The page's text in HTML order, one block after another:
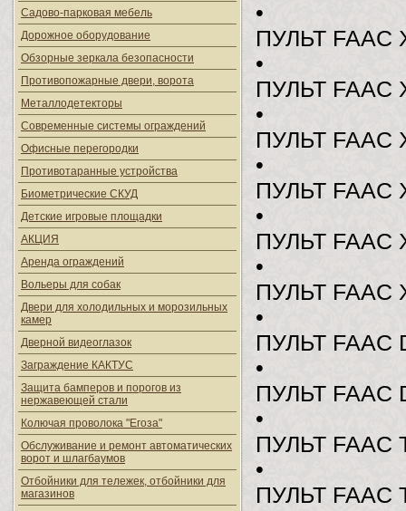
Садово-парковая мебель
Дорожное оборудование
Обзорные зеркала безопасности
Противопожарные двери, ворота
Металлодетекторы
Современные системы ограждений
Офисные перегородки
Противотаранные устройства
Биометрические СКУД
Детские игровые площадки
АКЦИЯ
Аренда ограждений
Вольеры для собак
Двери для холодильных и морозильных
камер
Дверной видеоглазок
Заграждение КАКТУС
Защита бамперов и порогов из
нержавеющей стали
Колючая проволока "Егоза"
Обслуживание и ремонт автоматических
ворот и шлагбаумов
Отбойники для тележек, отбойники для
магазинов
•
ПУЛЬТ FAAC
•
ПУЛЬТ FAAC
•
ПУЛЬТ FAAC
•
ПУЛЬТ FAAC
•
ПУЛЬТ FAAC
•
ПУЛЬТ FAAC
•
ПУЛЬТ FAAC
•
ПУЛЬТ FAAC
•
ПУЛЬТ FAAC
•
ПУЛЬТ FAAC